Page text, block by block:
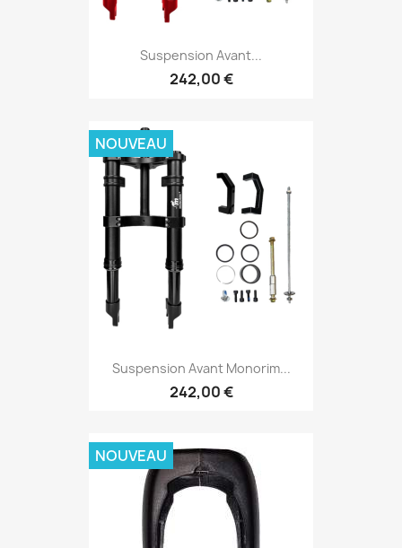
Suspension Avant...
242,00 €
Suspension Avant Monorim...
242,00 €
NOUVEAU
NOUVEAU